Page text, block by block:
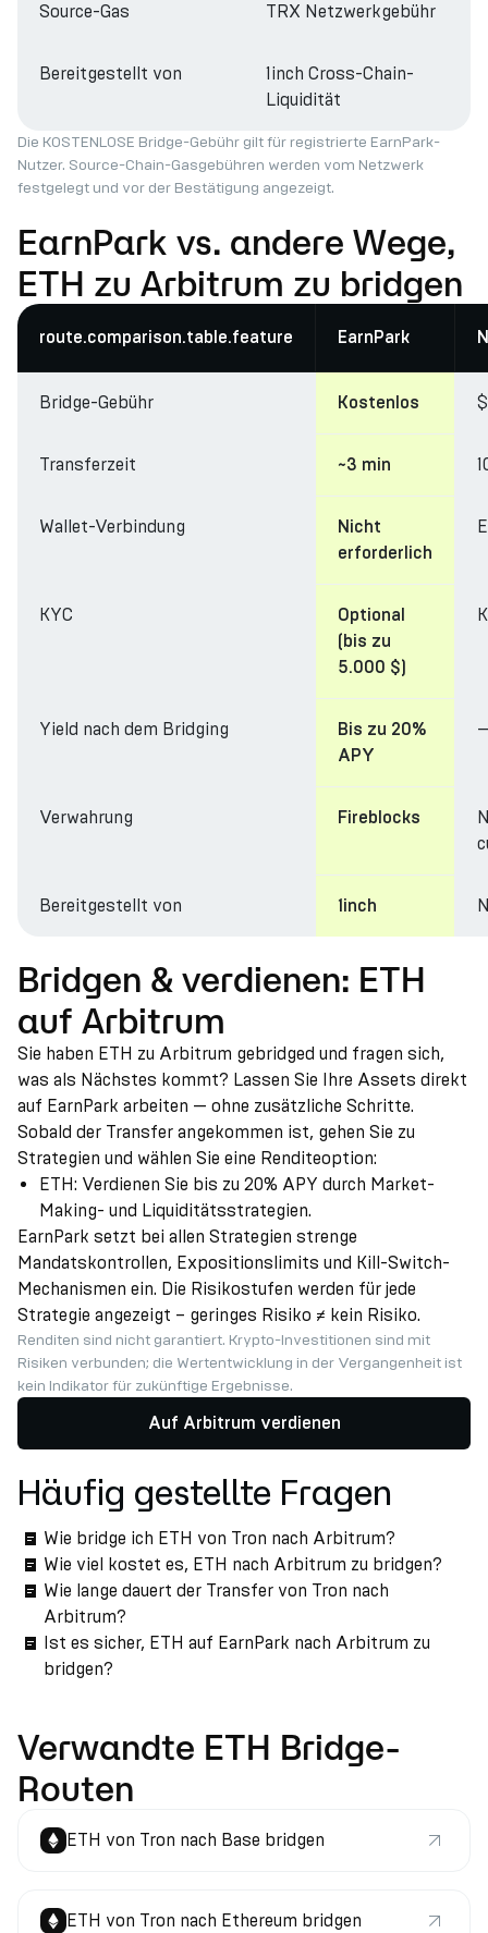
Source-Gas TRX Netzwerkgebühr
Bereitgestellt von
1inch Cross-Chain-
Liquidität
Die KOSTENLOSE Bridge-Gebühr gilt für registrierte EarnPark-
Nutzer. Source-Chain-Gasgebühren werden vom Netzwerk
festgelegt und vor der Bestätigung angezeigt.
EarnPark vs. andere Wege,
ETH zu Arbitrum zu bridgen
route.comparison.table.feature EarnPark
Bridge-Gebühr Kostenlos
Transferzeit ~3 min
Wallet-Verbindung
Nicht
erforderlich
KYC
Optional
(bis zu
5.000 $)
Yield nach dem Bridging
Bis zu 20%
APY
Verwahrung Fireblocks
Bereitgestellt von 1inch
Bridgen & verdienen: ETH
auf Arbitrum
Sie haben ETH zu Arbitrum gebridged und fragen sich,
was als Nächstes kommt? Lassen Sie Ihre Assets direkt
auf EarnPark arbeiten — ohne zusätzliche Schritte.
Sobald der Transfer angekommen ist, gehen Sie zu
Strategien und wählen Sie eine Renditeoption:
ETH: Verdienen Sie bis zu 20% APY durch Market-
Making- und Liquiditätsstrategien.
EarnPark setzt bei allen Strategien strenge
Mandatskontrollen, Expositionslimits und Kill-Switch-
Mechanismen ein. Die Risikostufen werden für jede
Strategie angezeigt – geringes Risiko ≠ kein Risiko.
Renditen sind nicht garantiert. Krypto-Investitionen sind mit
Risiken verbunden; die Wertentwicklung in der Vergangenheit ist
kein Indikator für zukünftige Ergebnisse.
Auf Arbitrum verdienen
Häufig gestellte Fragen
Wie bridge ich ETH von Tron nach Arbitrum?
Wie viel kostet es, ETH nach Arbitrum zu bridgen?
Wie lange dauert der Transfer von Tron nach
Arbitrum?
Ist es sicher, ETH auf EarnPark nach Arbitrum zu
bridgen?
Verwandte ETH Bridge-
Routen
ETH von Tron nach Base bridgen
ETH von Tron nach Ethereum bridgen